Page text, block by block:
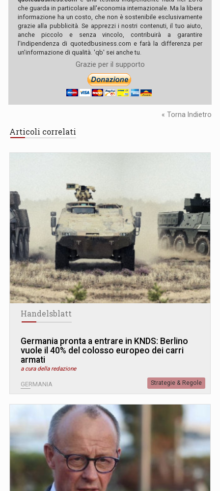
che guarda in particolare all'economia internazionale. Ma la libera
informazione ha un costo, che non è sostenibile esclusivamente
grazie alla pubblicità. Se apprezzi i nostri contenuti, il tuo aiuto,
anche piccolo e senza vincolo, contribuirà a garantire
l'indipendenza di quotedbusiness.com e farà la differenza per
un'informazione di qualità. 'qb' sei anche tu.
Grazie per il supporto
« Torna Indietro
Articoli correlati
Handelsblatt
Germania pronta a entrare in KNDS: Berlino
vuole il 40% del colosso europeo dei carri
armati
a cura della redazione
GERMANIA Strategie & Regole